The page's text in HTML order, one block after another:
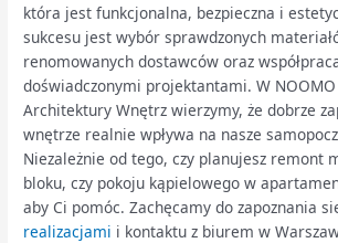
która jest funkcjonalna, bezpieczna i
sukcesu jest wybór sprawdzonych
renomowanych dostawców oraz
doświadczonymi projektantami. W
Architektury Wnętrz wierzymy, że dobrze
wnętrze realnie wpływa na nasze
Niezależnie od tego, czy planujesz remont
bloku, czy pokoju kąpielowego w
aby Ci pomóc. Zachęcamy do zapoznania
realizacjami i kontaktu z biurem w